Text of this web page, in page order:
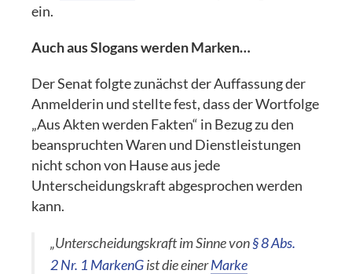
ein.
Auch aus Slogans werden Marken…
Der Senat folgte zunächst der Auffassung der
Anmelderin und stellte fest, dass der Wortfolge
„Aus Akten werden Fakten“ in Bezug zu den
beanspruchten Waren und Dienstleistungen
nicht schon von Hause aus jede
Unterscheidungskraft abgesprochen werden
kann.
„Unterscheidungskraft im Sinne von§ 8 Abs.
2 Nr. 1 MarkenGist die einerMarke